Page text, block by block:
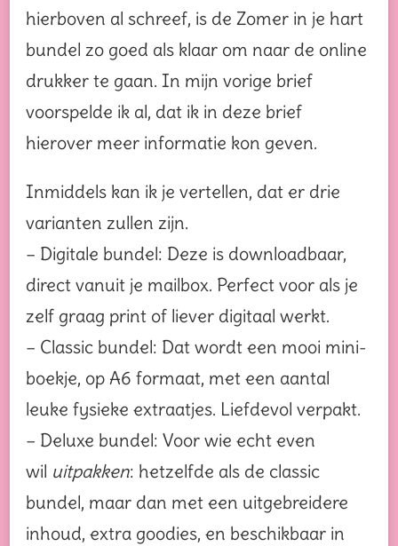
hierboven al schreef, is de Zomer in je hart
bundel zo goed als klaar om naar de online
drukker te gaan. In mijn vorige brief
voorspelde ik al, dat ik in deze brief
hierover meer informatie kon geven.
Inmiddels kan ik je vertellen, dat er drie
varianten zullen zijn.
– Digitale bundel: Deze is downloadbaar,
direct vanuit je mailbox. Perfect voor als je
zelf graag print of liever digitaal werkt.
– Classic bundel: Dat wordt een mooi mini-
boekje, op A6 formaat, met een aantal
leuke fysieke extraatjes. Liefdevol verpakt.
– Deluxe bundel: Voor wie echt even
wil uitpakken: hetzelfde als de classic
bundel, maar dan met een uitgebreidere
inhoud, extra goodies, en beschikbaar in